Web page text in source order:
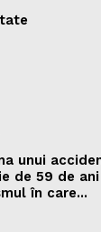
unui
de 59 de
în care...